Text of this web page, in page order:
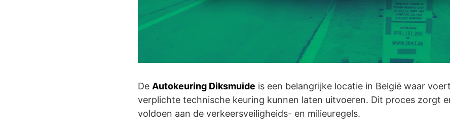
De Autokeuring Diksmuide is een belangrijke locatie in België waar
verplichte technische keuring kunnen laten uitvoeren. Dit proces zorgt
voldoen aan de verkeersveiligheids- en milieuregels.